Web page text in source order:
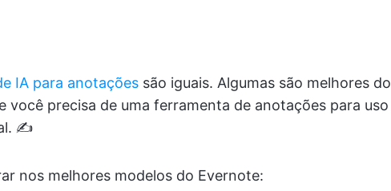
IA para anotações são iguais. Algumas são melhores do
você precisa de uma ferramenta de anotações para uso
✍️
nos melhores modelos do Evernote: